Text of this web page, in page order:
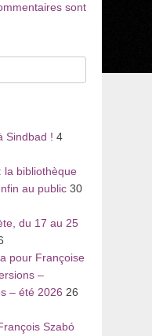
sont
Sindbad ! 4
la bibliothèque
au public 30
du 17 au 25
pour Françoise
–
– été 2026 26
Szabó